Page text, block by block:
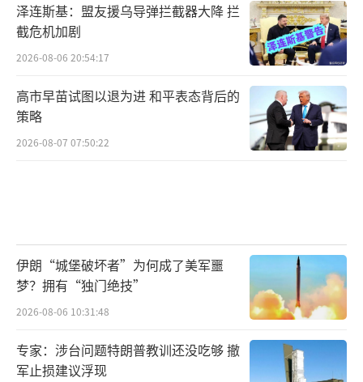
泽连斯基：盟友援乌导弹拦截器大降 拦
截危机加剧
2026-08-06 20:54:17
高市早苗试图以退为进 和平表态背后的
策略
2026-08-07 07:50:22
伊朗“城堡破坏者”为何成了美军噩
梦？拥有“独门绝技”
2026-08-06 10:31:48
专家：涉台问题特朗普教训还没吃够 撤
军止损建议浮现